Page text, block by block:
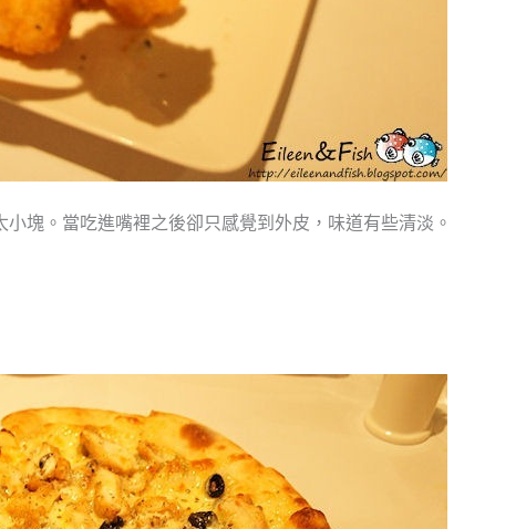
塊。當吃進嘴裡之後卻只感覺到外皮，味道有些清淡。